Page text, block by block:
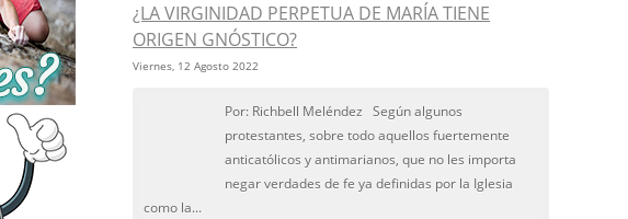
¿LA VIRGINIDAD PERPETUA DE MARÍA TIENE
ORIGEN GNÓSTICO?
Viernes, 12 Agosto 2022
Por: Richbell Meléndez Según algunos
protestantes, sobre todo aquellos fuertemente
anticatólicos y antimarianos, que no les importa
negar verdades de fe ya definidas por la Iglesia
como la...